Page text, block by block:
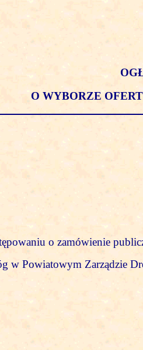
O WYBORZE
o zamówienie
w Powiatowym Zarządzie